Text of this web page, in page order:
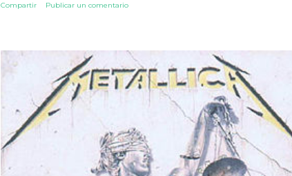
Compartir Publicar un comentario